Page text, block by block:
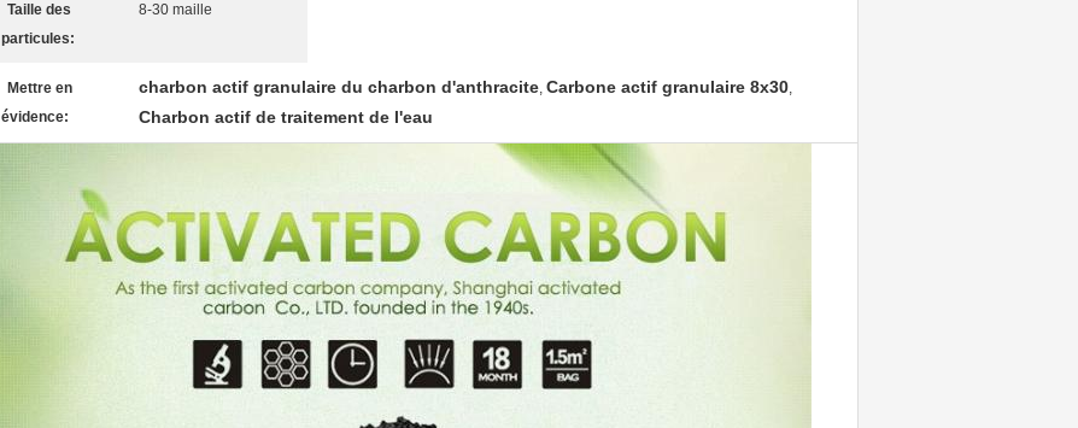
Taille des
particules:
8-30 maille
Mettre en
évidence:
charbon actif granulaire du charbon d'anthracite, Carbone actif granulaire 8x30,
Charbon actif de traitement de l'eau